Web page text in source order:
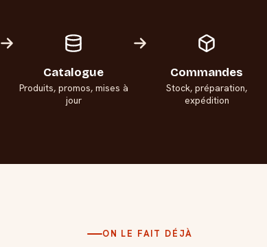
Catalogue
Produits, promos, mises à
jour
Commandes
Stock, préparation,
expédition
ON LE FAIT DÉJÀ